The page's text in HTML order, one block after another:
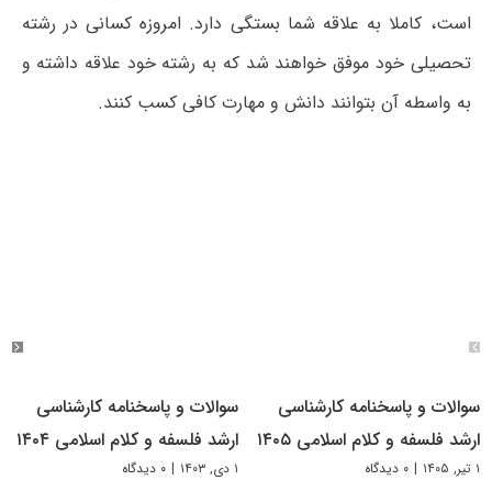
است، کاملا به علاقه شما بستگی دارد. امروزه کسانی در رشته
تحصیلی خود موفق خواهند شد که به رشته خود علاقه داشته و
به واسطه آن بتوانند دانش و مهارت کافی کسب کنند.
سوالات و پاسخنامه کارشناسی
ارشد فلسفه و کلام اسلامی ۱۴۰۵
۱ تیر, ۱۴۰۵ | ۰ دیدگاه
سوالات و پاسخنامه کارشناسی
ارشد فلسفه و کلام اسلامی ۱۴۰۴
۱ دی, ۱۴۰۳ | ۰ دیدگاه